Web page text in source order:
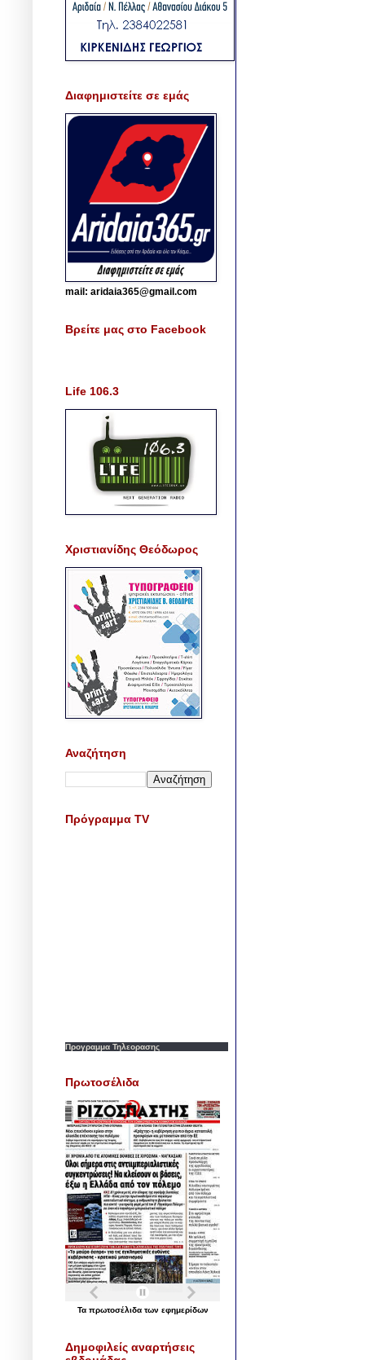
Διαφημιστείτε σε εμάς
mail: aridaia365@gmail.com
Βρείτε μας στο Facebook
Life 106.3
Χριστιανίδης Θεόδωρος
Αναζήτηση
Πρόγραμμα TV
Προγραμμα Τηλεορασης
Πρωτοσέλιδα
Τα πρωτοσέλιδα των εφημερίδων
Δημοφιλείς αναρτήσεις